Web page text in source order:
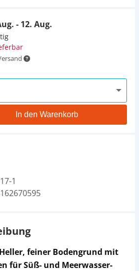
- 12. Aug.
In den Warenkorb
1
Heller, feiner Bodengrund mit
für Süß- und Meerwasser-